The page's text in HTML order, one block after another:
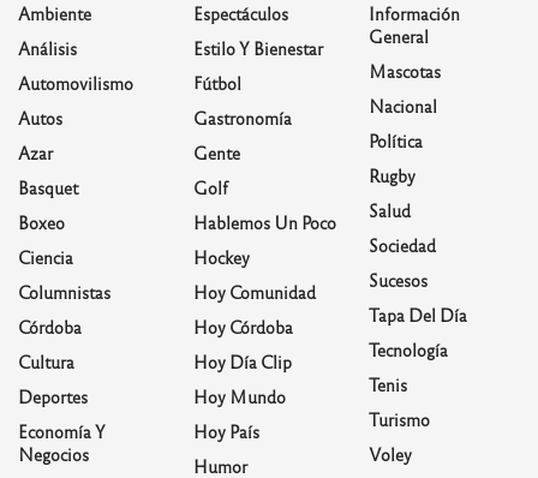
Ambiente
Análisis
Automovilismo
Autos
Azar
Basquet
Boxeo
Ciencia
Columnistas
Córdoba
Cultura
Deportes
Economía Y
Negocios
Espectáculos
Estilo Y Bienestar
Fútbol
Gastronomía
Gente
Golf
Hablemos Un Poco
Hockey
Hoy Comunidad
Hoy Córdoba
Hoy Día Clip
Hoy Mundo
Hoy País
Humor
Información
General
Mascotas
Nacional
Política
Rugby
Salud
Sociedad
Sucesos
Tapa Del Día
Tecnología
Tenis
Turismo
Voley